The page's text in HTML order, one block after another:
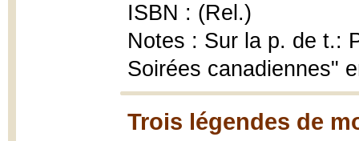
ISBN : (Rel.)
Notes : Sur la p. de t.:
Soirées canadiennes"
Trois légendes de